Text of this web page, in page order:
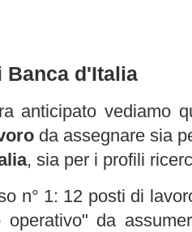
Banca d'Italia
anticipato vediamo
da assegnare sia
, sia per i profili
n° 1: 12 posti di
operativo" da